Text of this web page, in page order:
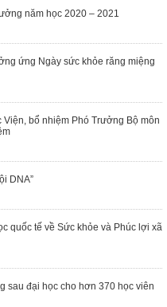
năm học 2020 – 2021
ứng Ngày sức khỏe răng miệng
bổ nhiệm Phó Trưởng Bộ môn
DNA”
quốc tế về Sức khỏe và Phúc lợi xã
sau đại học cho hơn 370 học viên